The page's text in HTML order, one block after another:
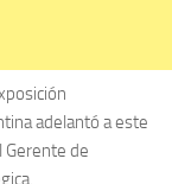
adelantó a este
Gerente de